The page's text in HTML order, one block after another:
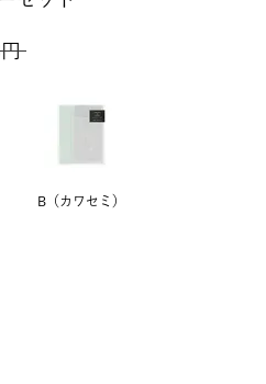
B（カワセミ）